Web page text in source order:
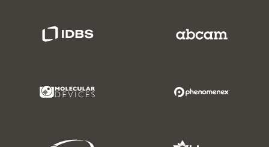
Molecular Devices Link
Sciex Link